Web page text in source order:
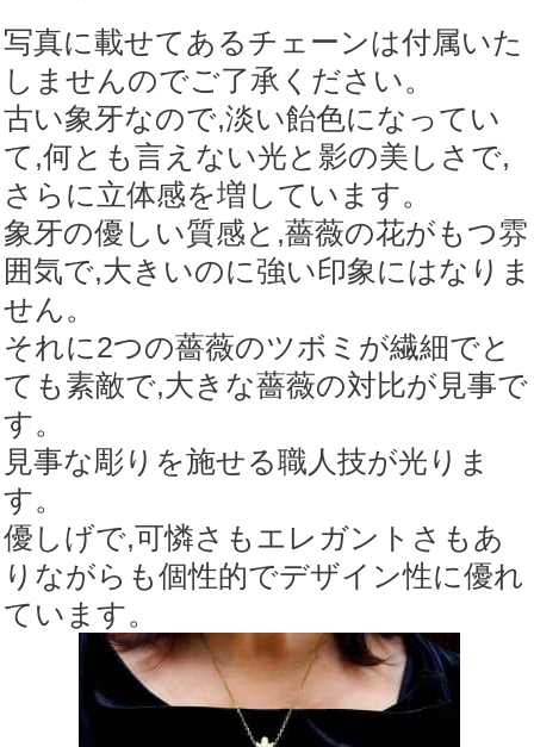
写真に載せてあるチェーンは付属いた
しませんのでご了承ください。
古い象牙なので,淡い飴色になってい
て,何とも言えない光と影の美しさで,
さらに立体感を増しています。
象牙の優しい質感と,薔薇の花がもつ雰
囲気で,大きいのに強い印象にはなりま
せん。
それに2つの薔薇のツボミが繊細でと
ても素敵で,大きな薔薇の対比が見事で
す。
見事な彫りを施せる職人技が光りま
す。
優しげで,可憐さもエレガントさもあ
りながらも個性的でデザイン性に優れ
ています。